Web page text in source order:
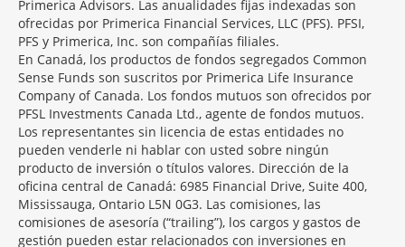
Primerica Advisors. Las anualidades fijas indexadas son
ofrecidas por Primerica Financial Services, LLC (PFS). PFSI,
PFS y Primerica, Inc. son compañías filiales.
En Canadá, los productos de fondos segregados Common
Sense Funds son suscritos por Primerica Life Insurance
Company of Canada. Los fondos mutuos son ofrecidos por
PFSL Investments Canada Ltd., agente de fondos mutuos.
Los representantes sin licencia de estas entidades no
pueden venderle ni hablar con usted sobre ningún
producto de inversión o títulos valores. Dirección de la
oficina central de Canadá: 6985 Financial Drive, Suite 400,
Mississauga, Ontario L5N 0G3. Las comisiones, las
comisiones de asesoría (“trailing”), los cargos y gastos de
gestión pueden estar relacionados con inversiones en